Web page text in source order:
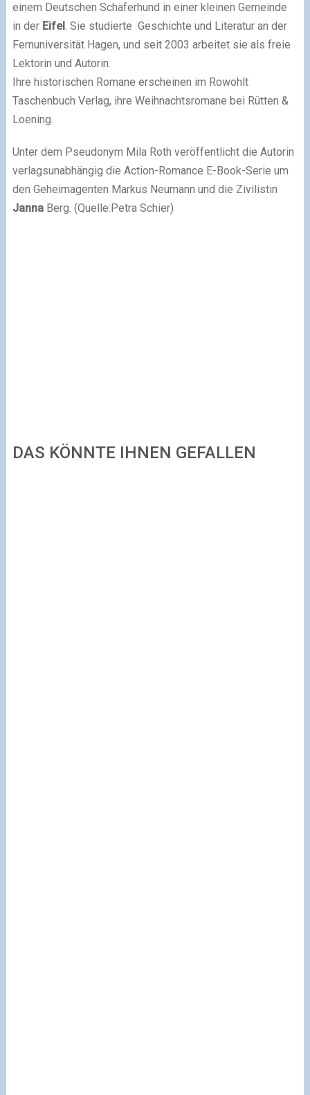
einem Deutschen Schäferhund in einer kleinen Gemeinde
in der Eifel. Sie studierte Geschichte und Literatur an der
Fernuniversität Hagen, und seit 2003 arbeitet sie als freie
Lektorin und Autorin.
Ihre historischen Romane erscheinen im Rowohlt
Taschenbuch Verlag, ihre Weihnachtsromane bei Rütten &
Loening.
Unter dem Pseudonym Mila Roth veröffentlicht die Autorin
verlagsunabhängig die Action-Romance E-Book-Serie um
den Geheimagenten Markus Neumann und die Zivilistin
JannaBerg. (Quelle:Petra Schier)
DAS KÖNNTE IHNEN GEFALLEN